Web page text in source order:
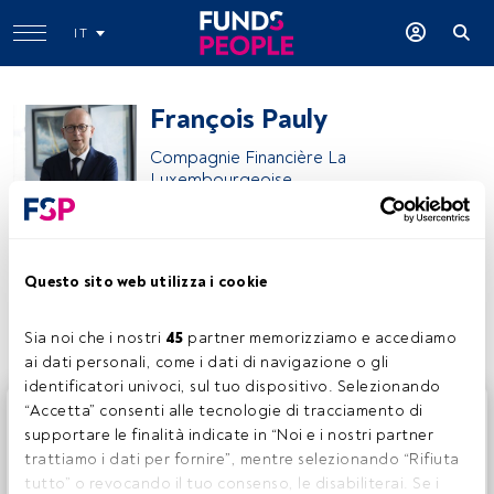
Questo sito web utilizza i cookie
Sia noi che i nostri 45 partner memorizziamo e accediamo
ai dati personali, come i dati di navigazione o gli
identificatori univoci, sul tuo dispositivo. Selezionando
“Accetta” consenti alle tecnologie di tracciamento di
supportare le finalità indicate in “Noi e i nostri partner
trattiamo i dati per fornire”, mentre selezionando “Rifiuta
tutto” o revocando il tuo consenso, le disabiliterai. Se i
IT
François Pauly
Compagnie Financière La
Luxembourgeoise
Condividi:
Questo è un articolo riservato agli utenti FundsPeople. Se
sei già registrato, accedi tramite il pulsante Login. Se non
hai ancora un account, ti invitiamo a registrarti per scoprire
tutti i contenuti che FundsPeople ha da offrire.